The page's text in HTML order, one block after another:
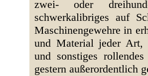
zwei- oder
schwerkalibriges auf
Maschinengewehre in
und Material jeder Art,
und sonstiges
gestern außerordentlich